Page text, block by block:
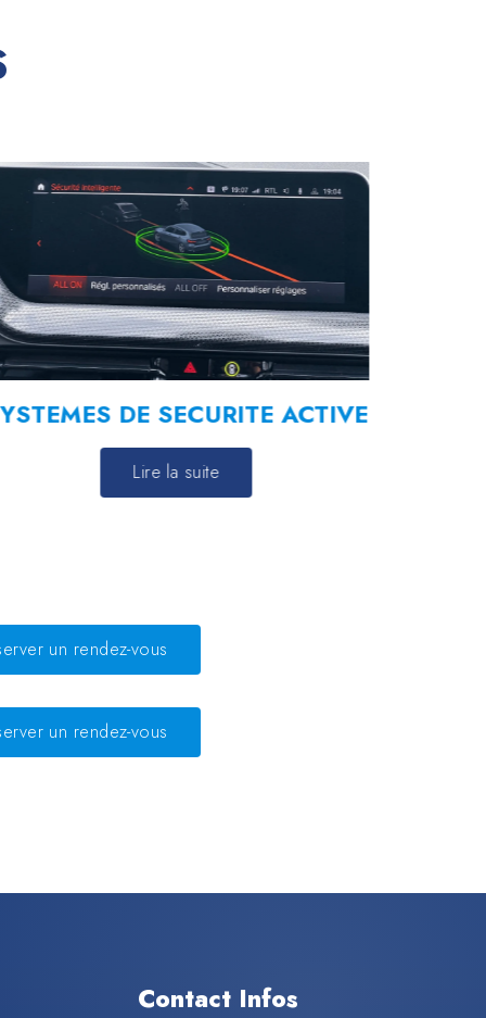
DE SECURITE ACTIVE
Lire la suite
un rendez-vous
un rendez-vous
Contact Infos